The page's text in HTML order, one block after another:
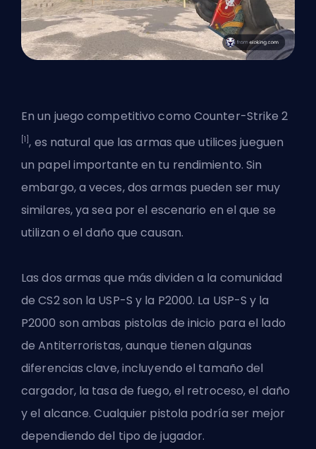
En un juego competitivo como Counter-Strike 2
[1] , es natural que las armas que utilices jueguen
un papel importante en tu rendimiento. Sin
embargo, a veces, dos armas pueden ser muy
similares, ya sea por el escenario en el que se
utilizan o el daño que causan.
Las dos armas que más dividen a la comunidad
de CS2 son la USP-S y la P2000. La USP-S y la
P2000 son ambas pistolas de inicio para el lado
deAntiterroristas, aunque tienen algunas
diferencias clave, incluyendo el tamaño del
cargador, la tasa de fuego, el retroceso, el daño
y el alcance. Cualquier pistola podría ser mejor
dependiendo del tipo de jugador.